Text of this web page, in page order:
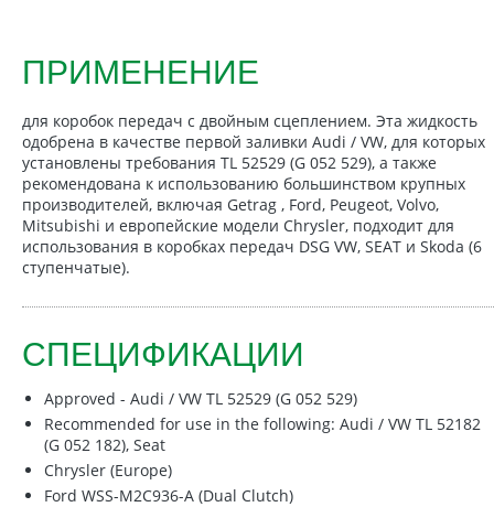
ПРИМЕНЕНИЕ
для коробок передач с двойным сцеплением. Эта жидкость
одобрена в качестве первой заливки Audi / VW, для которых
установлены требования TL 52529 (G 052 529), а также
рекомендована к использованию большинством крупных
производителей, включая Getrag , Ford, Peugeot, Volvo,
Mitsubishi и европейские модели Chrysler, подходит для
использования в коробках передач DSG VW, SEAT и Skoda (6
ступенчатые).
СПЕЦИФИКАЦИИ
Approved - Audi / VW TL 52529 (G 052 529)
Recommended for use in the following: Audi / VW TL 52182
(G 052 182), Seat
Chrysler (Europe)
Ford WSS-M2C936-A (Dual Clutch)